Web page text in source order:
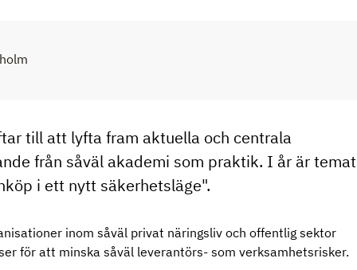
till att lyfta fram aktuella och centrala
från såväl akademi som praktik. I år är temat
i ett nytt säkerhetsläge".
inom såväl privat näringsliv och offentlig sektor
för att minska såväl leverantörs- som verksamhetsrisker.